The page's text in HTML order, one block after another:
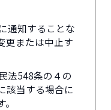
通知することな
更または中止す
法548条の４の
該当する場合に